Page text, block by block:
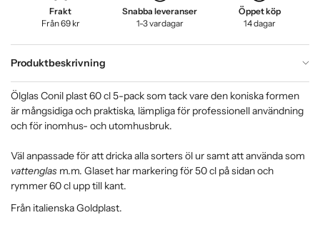
Frakt
Från 69 kr
Snabba leveranser
1-3 vardagar
Öppet köp
14 dagar
Produktbeskrivning
Ölglas Conil plast 60 cl 5-pack som tack vare den koniska formen
är mångsidiga och praktiska, lämpliga för professionell användning
och för inomhus- och utomhusbruk.
Väl anpassade för att dricka alla sorters öl ur samt att använda som
vattenglas m.m. Glaset har markering för 50 cl på sidan och
rymmer 60 cl upp till kant.
Från italienska Goldplast.